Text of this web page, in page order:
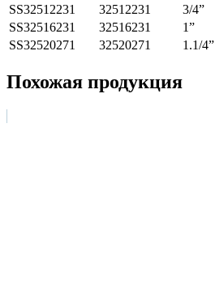
SS32512231
32512231 3/4”
SS32516231
32516231 1”
SS32520271
32520271 1.1/4”
Похожая продукция